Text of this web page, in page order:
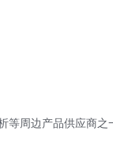
周边产品供应商之